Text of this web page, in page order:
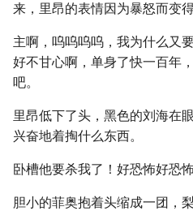
来，里昂的表情因为暴怒而变
主啊，呜呜呜呜，我为什么又
好不甘心啊，单身了快一百年
吧。
里昂低下了头，黑色的刘海在
兴奋地着掏什么东西。
卧槽他要杀我了！好恐怖好恐
胆小的菲奥抱着头缩成一团，